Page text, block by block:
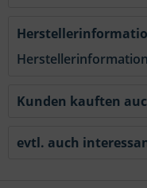
Kunden kauften
evtl. auch